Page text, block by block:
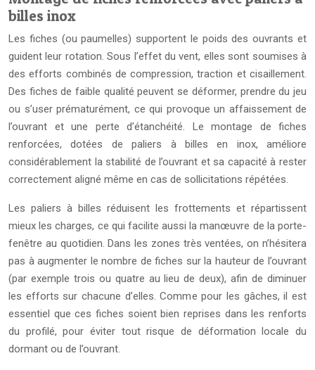
billes inox
Les fiches (ou paumelles) supportent le poids des ouvrants et
guident leur rotation. Sous l’effet du vent, elles sont soumises à
des efforts combinés de compression, traction et cisaillement.
Des fiches de faible qualité peuvent se déformer, prendre du jeu
ou s’user prématurément, ce qui provoque un affaissement de
l’ouvrant et une perte d’étanchéité. Le montage de fiches
renforcées, dotées de paliers à billes en inox, améliore
considérablement la stabilité de l’ouvrant et sa capacité à rester
correctement aligné même en cas de sollicitations répétées.
Les paliers à billes réduisent les frottements et répartissent
mieux les charges, ce qui facilite aussi la manœuvre de la porte-
fenêtre au quotidien. Dans les zones très ventées, on n’hésitera
pas à augmenter le nombre de fiches sur la hauteur de l’ouvrant
(par exemple trois ou quatre au lieu de deux), afin de diminuer
les efforts sur chacune d’elles. Comme pour les gâches, il est
essentiel que ces fiches soient bien reprises dans les renforts
du profilé, pour éviter tout risque de déformation locale du
dormant ou de l’ouvrant.